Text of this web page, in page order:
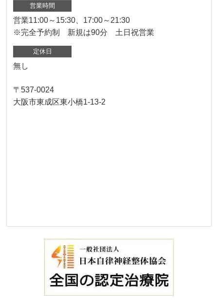
営業時間
営業11:00～15:30、17:00～21:30
※完全予約制 新規は90分 土日祝営業
定休日
無し
〒537-0024
大阪市東成区東小橋1-13-2